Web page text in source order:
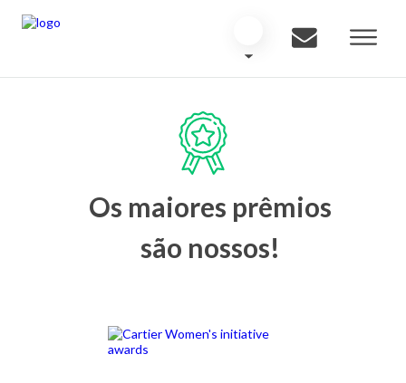
Os maiores prêmios
são nossos!